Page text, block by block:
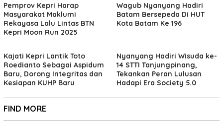
Pemprov Kepri Harap
Masyarakat Maklumi
Rekayasa Lalu Lintas BTN
Kepri Moon Run 2025
Wagub Nyanyang Hadiri
Batam Bersepeda Di HUT
Kota Batam Ke 196
Kajati Kepri Lantik Toto
Roedianto Sebagai Aspidum
Baru, Dorong Integritas dan
Kesiapan KUHP Baru
Nyanyang Hadiri Wisuda ke-
14 STTI Tanjungpinang,
Tekankan Peran Lulusan
Hadapi Era Society 5.0
FIND MORE